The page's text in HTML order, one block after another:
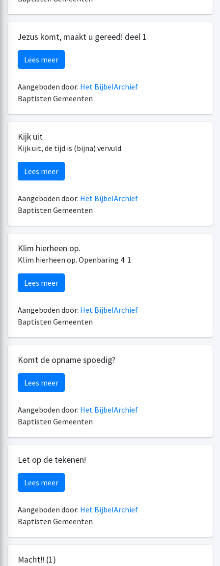
Jezus komt, maakt u gereed! deel 1
Lees meer
Aangeboden door: Het BijbelArchief
Baptisten Gemeenten
Kijk uit
Kijk uit, de tijd is (bijna) vervuld
Lees meer
Aangeboden door: Het BijbelArchief
Baptisten Gemeenten
Klim hierheen op.
Klim hierheen op. Openbaring 4: 1
Lees meer
Aangeboden door: Het BijbelArchief
Baptisten Gemeenten
Komt de opname spoedig?
Lees meer
Aangeboden door: Het BijbelArchief
Baptisten Gemeenten
Let op de tekenen!
Lees meer
Aangeboden door: Het BijbelArchief
Baptisten Gemeenten
Macht!! (1)